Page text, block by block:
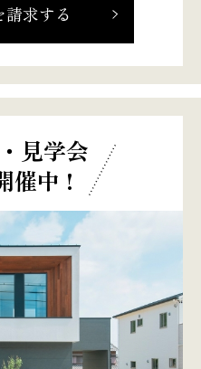
請求する
見学会
催中 !